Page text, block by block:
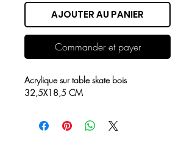
AJOUTER AU PANIER
Commander et payer
Acrylique sur table skate bois
32,5X18,5 CM